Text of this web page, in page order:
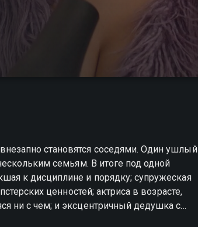
становятся соседями. Один ушлый
семьям. В итоге под одной
к дисциплине и порядку; супружеская
ценностей; актриса в возрасте,
ни с чем; и эксцентричный дедушка с
и учиться принимать друг друга —